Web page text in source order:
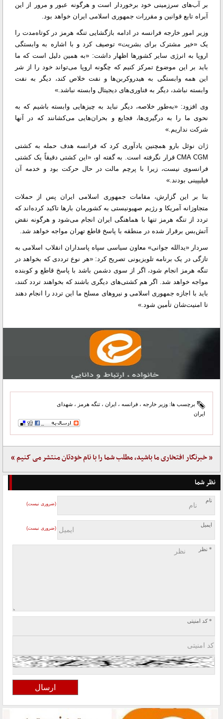
بر آب‌های سرزمینی خود برخوردار است و هرگونه عبور و مرور از این
آبراه تابع قوانین و مقررات جمهوری اسلامی ایران خواهد بود.
وزیر امور خارجه فرانسه در ادامه بازگشایی تنگه هرمز در کوتاه‌مدت را
یک «خیر مشترک برای بشریت» توصیف کرد و با اشاره به وابستگی
اروپا به انرژی سایر کشورها اظهار داشت: «به همین دلیل است که ما
باید بر این موضوع تمرکز کنیم که چگونه اروپا می‌تواند خود را از شر
این همه وابستگی به هیدروکربن‌ها و نفت خلاص کند، دیگر به نفت
وابسته نباشد، دیگر به فناوری‌های دیجیتال وابسته نباشد.»
وی افزود: «به‌طور خلاصه، دیگر نباید به چیزهایی وابسته باشیم که به
نحوی ما را به درگیری‌ها، فجایع و بحران‌هایی می‌کشانند که در آنها
شرکت نداریم.»
ژان نوئل بارو همچنین یادآوری کرد که فرانسه هدف حمله به کشتی
CMA CGM قرار نگرفته است. به گفته او، «این کشتی دقیقاً یک کشتی
فرانسوی نیست، زیرا با پرچم مالت در حال حرکت بود و خدمه آن
فیلیپینی بودند.»
بنا بر این گزارش، مقامات جمهوری اسلامی ایران پس از حملات
متجاوزانه آمریکا و رژیم صهیونیستی به کشورمان بارها تاکید کرده‌اند که
تردد از تنگه هرمز تنها با هماهنگی ایران انجام می‌شود و هرگونه نقض
آتش‌بس برقرار شده در منطقه با پاسخ قاطع تهران مواجه خواهد شد.
سردار «یدالله جوانی» معاون سیاسی سپاه پاسداران انقلاب اسلامی به
تازگی در یک برنامه‌ تلویزیونی تصریح کرد: «هر نوع ترددی که بخواهد در
تنگه هرمز انجام شود، اگر از سوی دشمن باشد با پاسخ قاطع و کوبنده
مواجه خواهد شد. اگر هم کشتی‌های دیگری باشند که بخواهند تردد کنند،
باید با اجازه جمهوری اسلامی و نیروهای مسلح ما این تردد را انجام دهند
تا امنیت‌شان تأمین شود.»
برچسب ها: وزیر خارجه ، فرانسه ، ایران ، تنگه هرمز ، شهدای
ایران
« خبرنگار افتخاری ما باشید، مطلب شما را با نام خودتان منتشر می کنیم »
نظر شما
نام
(ضروری نیست)
ایمیل
(ضروری نیست)
* نظر
* کد امنیتی